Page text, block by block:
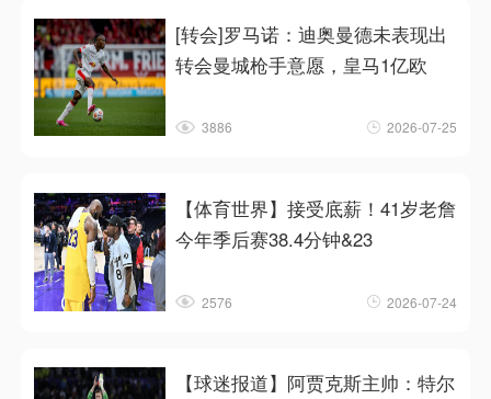
[转会]罗马诺：迪奥曼德未表现出
转会曼城枪手意愿，皇马1亿欧
3886 2026-07-25
【体育世界】接受底薪！41岁老詹
今年季后赛38.4分钟&23
2576 2026-07-24
【球迷报道】阿贾克斯主帅：特尔